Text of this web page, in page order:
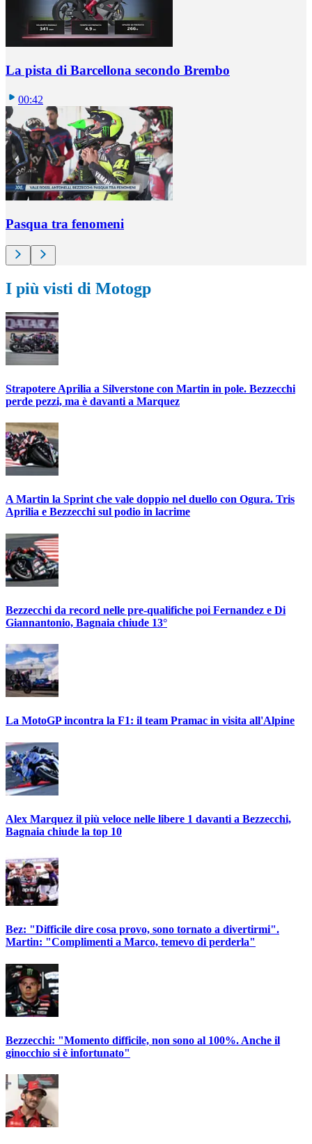
La pista di Barcellona secondo Brembo
00:42
Pasqua tra fenomeni
I più visti di Motogp
Strapotere Aprilia a Silverstone con Martin in pole. Bezzecchi
perde pezzi, ma è davanti a Marquez
A Martin la Sprint che vale doppio nel duello con Ogura. Tris
Aprilia e Bezzecchi sul podio in lacrime
Bezzecchi da record nelle pre-qualifiche poi Fernandez e Di
Giannantonio, Bagnaia chiude 13°
La MotoGP incontra la F1: il team Pramac in visita all'Alpine
Alex Marquez il più veloce nelle libere 1 davanti a Bezzecchi,
Bagnaia chiude la top 10
Bez: "Difficile dire cosa provo, sono tornato a divertirmi".
Martin: "Complimenti a Marco, temevo di perderla"
Bezzecchi: "Momento difficile, non sono al 100%. Anche il
ginocchio si è infortunato"